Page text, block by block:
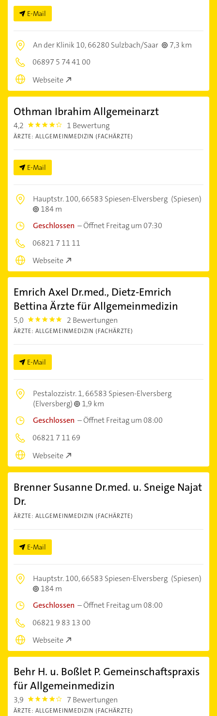
E-Mail
An der Klinik 10,66280 Sulzbach/Saar
7,3 km
06897 5 74 41 00
Webseite
Othman Ibrahim Allgemeinarzt
4,2 4.2000003 1 Bewertung
ÄRZTE: ALLGEMEINMEDIZIN (FACHÄRZTE)
E-Mail
Hauptstr. 100,66583 Spiesen-Elversberg (Spiesen)
184 m
Geschlossen –Öffnet Freitag um 07:30
06821 7 11 11
Webseite
Emrich Axel Dr.med., Dietz-Emrich
Bettina Ärzte für Allgemeinmedizin
5,0 5.0 2 Bewertungen
ÄRZTE: ALLGEMEINMEDIZIN (FACHÄRZTE)
E-Mail
Pestalozzistr. 1,66583 Spiesen-Elversberg
(Elversberg)
1,9 km
Geschlossen –Öffnet Freitag um 08:00
06821 7 11 69
Webseite
Brenner Susanne Dr.med. u. Sneige Najat
Dr.
ÄRZTE: ALLGEMEINMEDIZIN (FACHÄRZTE)
E-Mail
Hauptstr. 100,66583 Spiesen-Elversberg (Spiesen)
184 m
Geschlossen –Öffnet Freitag um 08:00
06821 9 83 13 00
Webseite
Behr H. u. Boßlet P. Gemeinschaftspraxis
für Allgemeinmedizin
3,9 3.9 7 Bewertungen
ÄRZTE: ALLGEMEINMEDIZIN (FACHÄRZTE)